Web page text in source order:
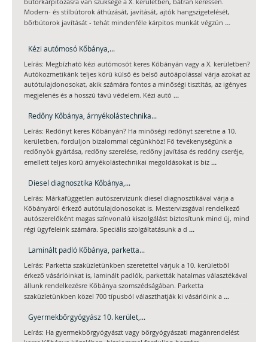
bútorkárpitozásra van szüksége a X. kerületben, bátran keressen.
Modern- és stílbútorok áthúzását, javítását, ajtók hangszigetelését,
bőrbútorok javítását - tehát mindenféle kárpitos munkát végzün ...
Kézi autómosó Kőbánya,...
Leírás: Megbízható kézi autómosót keres Kőbányán vagy a X. kerületben?
Autókozmetikánk teljes körű külső és belső autóápolással várja azokat az
autótulajdonosokat, akik számára fontos a minőségi tisztítás, az igényes
megjelenés és a hosszú távú védelem. Kézi autó ...
Redőny Kőbánya, árnyékolástechnika...
Leírás: Redőnyt keres Kőbányán? Ha minőségi redőnyt szeretne a 10.
kerületben, forduljon bizalommal cégünkhöz! Fő tevékenységünk a
redőnyök gyártása, redőny szerelése, redőny javítása és redőny cseréje,
emellett teljes körű árnyékolástechnikai megoldásokat is biz ...
Diesel diagnosztika Kőbánya,...
Leírás: Márkafüggetlen autószervizünk diesel diagnosztikával várja a
Kőbányáról érkező autótulajdonosokat is. Mestervizsgával rendelkező
autószerelőként magas színvonalú kiszolgálást biztosítunk mind új, mind
régi ügyfeleink számára. Speciális szolgáltatásunk a d ...
Laminált padló Kőbánya, parketta...
Leírás: Parketta szaküzletünkben szeretettel várjuk a 10. kerületből
érkező vásárlóinkat is, laminált padlók, parketták hatalmas választékával
állunk rendelkezésre Kőbánya szomszédságában. Parketta
szaküzletünkben közel 700 típusból választhatják ki vásárlóink a ...
Gyermekbőrgyógyász 10. kerület,...
Leírás: Ha gyermekbőrgyógyászt vagy bőrgyógyászati magánrendelést